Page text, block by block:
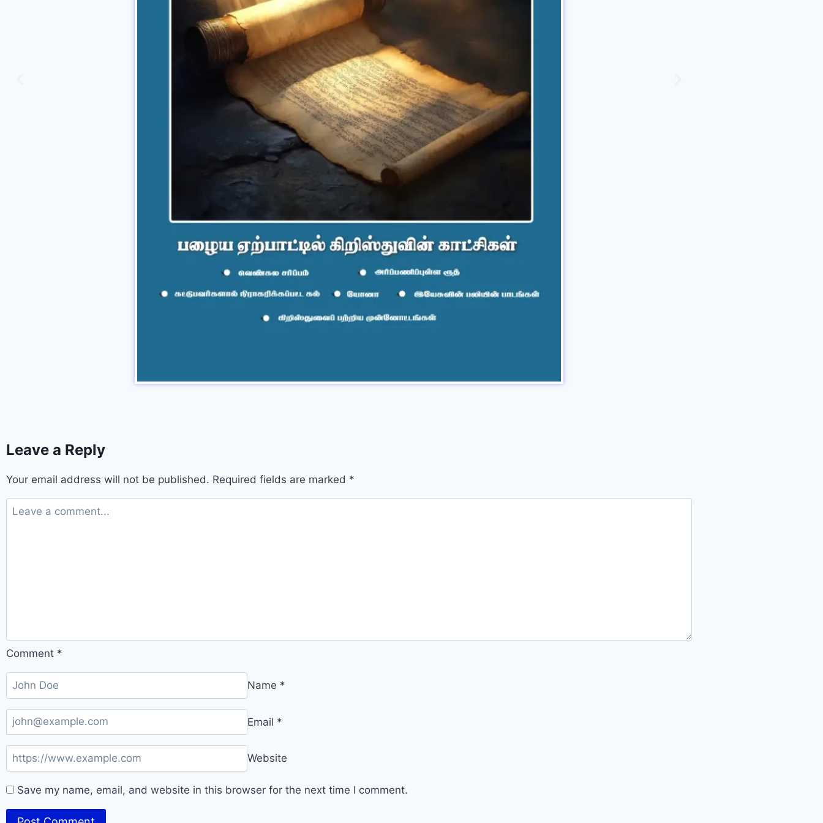
Leave a Reply
Your email address will not be published. Required fields are marked *
Comment *
Name *
Email *
Website
Save my name, email, and website in this browser for the next time I comment.